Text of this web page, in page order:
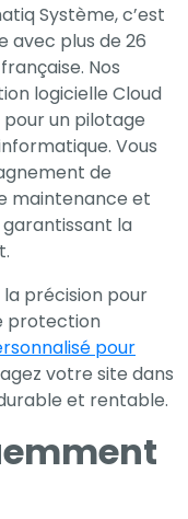
Système, c’est
avec plus de 26
Nos
logicielle Cloud
un pilotage
Vous
de
maintenance et
la
précision pour
protection
pour
votre site dans
et rentable.